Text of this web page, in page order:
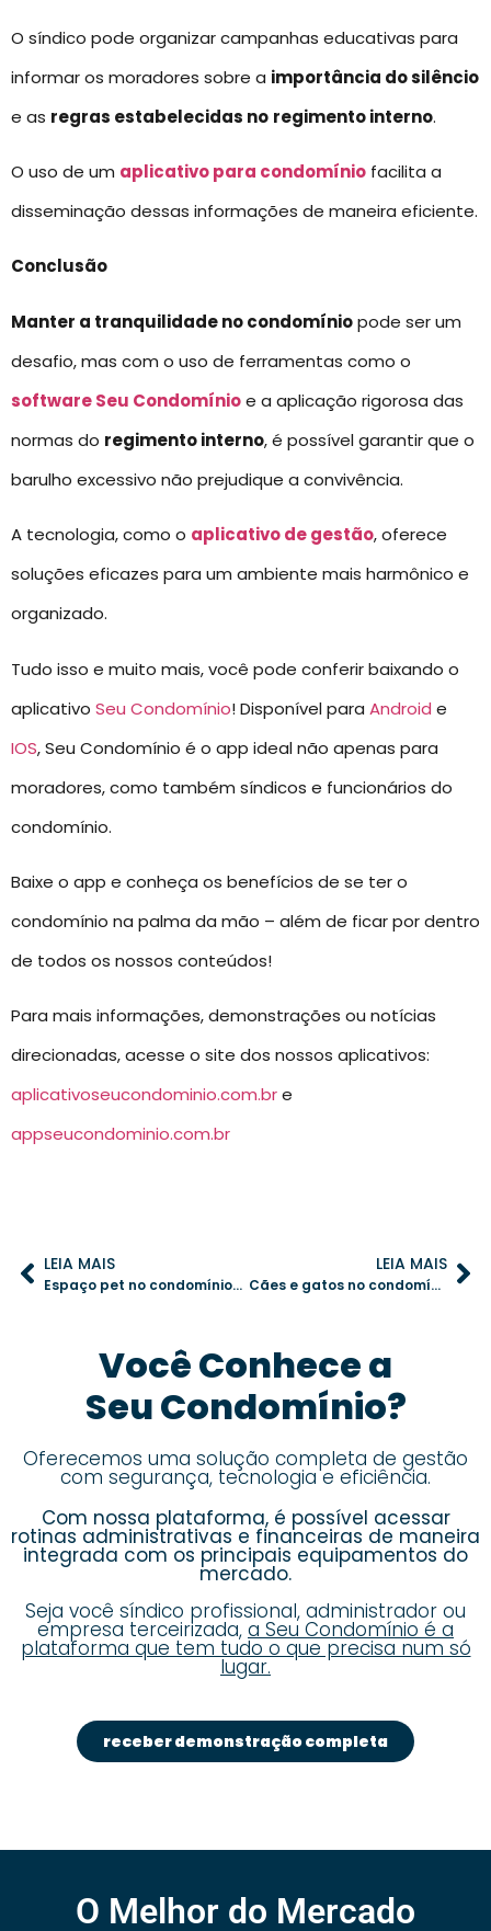
O síndico pode organizar campanhas educativas para
informar os moradores sobre a importância do silêncio
e as regras estabelecidas no regimento interno.
O uso de um aplicativo para condomínio facilita a
disseminação dessas informações de maneira eficiente.
Conclusão
Manter a tranquilidade no condomíniopode ser um
desafio, mas com o uso de ferramentas como o
software Seu Condomínioe a aplicação rigorosa das
normas do regimento interno, é possível garantir que o
barulho excessivo não prejudique a convivência.
A tecnologia, como o aplicativo de gestão, oferece
soluções eficazes para um ambiente mais harmônico e
organizado.
Tudo isso e muito mais, você pode conferir baixando o
aplicativo Seu Condomínio! Disponível para Android e
IOS, Seu Condomínio é o app ideal não apenas para
moradores, como também síndicos e funcionários do
condomínio.
Baixe o app e conheça os benefícios de se ter o
condomínio na palma da mão – além de ficar por dentro
de todos os nossos conteúdos!
Para mais informações, demonstrações ou notícias
direcionadas, acesse o site dos nossos aplicativos:
aplicativoseucondominio.com.bre
appseucondominio.com.br
LEIA MAIS
Espaço pet no condomínio: regras e cuidados para garantir segurança e harmonia
LEIA MAIS
Cães e gatos no condomínio: como equilibrar direitos e boa convivência
Você Conhece a
Seu Condomínio?
Oferecemos uma solução completa de gestão
com segurança, tecnologia e eficiência.
Com nossa plataforma, é possível acessar
rotinas administrativas e financeiras de maneira
integrada com os principais equipamentos do
mercado.
Seja você síndico profissional, administrador ou
empresa terceirizada, a Seu Condomínio é a
plataforma que tem tudo o que precisa num só
lugar.
receber demonstração completa
O Melhor do Mercado